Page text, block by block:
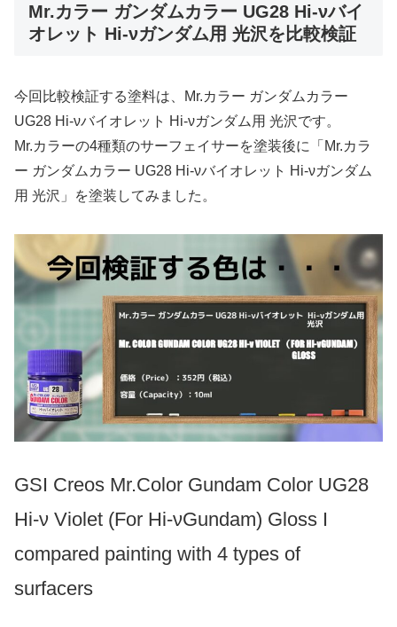
Mr.カラー ガンダムカラー UG28 Hi-νバイ
オレット Hi-νガンダム用 光沢を比較検証
今回比較検証する塗料は、Mr.カラー ガンダムカラー
UG28 Hi-νバイオレット Hi-νガンダム用 光沢です。
Mr.カラーの4種類のサーフェイサーを塗装後に「Mr.カラ
ー ガンダムカラー UG28 Hi-νバイオレット Hi-νガンダム
用 光沢」を塗装してみました。
GSI Creos Mr.Color Gundam Color UG28
Hi-ν Violet (For Hi-νGundam) Gloss I
compared painting with 4 types of
surfacers